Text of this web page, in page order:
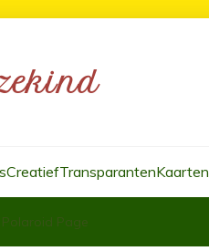
CreatiefTransparantenKaarten
Page